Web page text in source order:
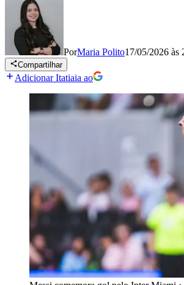
PorMaria Polito17/05/2026 às
Compartilhar
Adicionar Itatiaia ao